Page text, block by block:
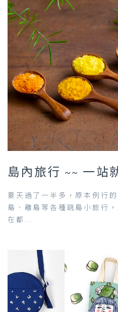
島內旅行 ~~ 一站
夏天過了一半多，原本例行
島、離島等各種跳島小旅行
在都...